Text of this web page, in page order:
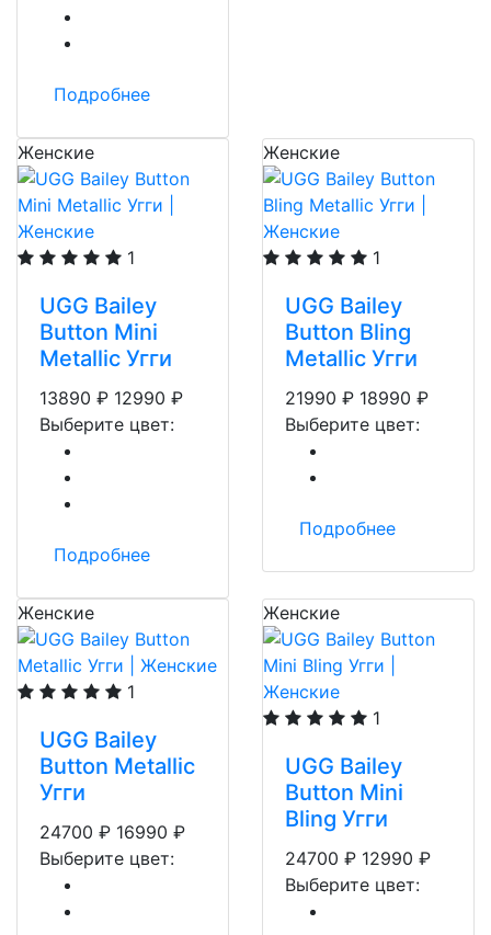
Подробнее
Женские
1
UGG Bailey
Button Mini
Metallic Угги
13890 ₽ 12990 ₽
Выберите цвет:
Подробнее
Женские
1
UGG Bailey
Button Bling
Metallic Угги
21990 ₽ 18990 ₽
Выберите цвет:
Подробнее
Женские
1
UGG Bailey
Button Metallic
Угги
24700 ₽ 16990 ₽
Выберите цвет:
Женские
1
UGG Bailey
Button Mini
Bling Угги
24700 ₽ 12990 ₽
Выберите цвет: